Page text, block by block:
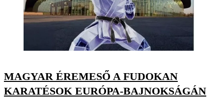
MAGYAR ÉREMESŐ A FUDOKAN
KARATÉSOK EURÓPA-BAJNOKSÁGÁN